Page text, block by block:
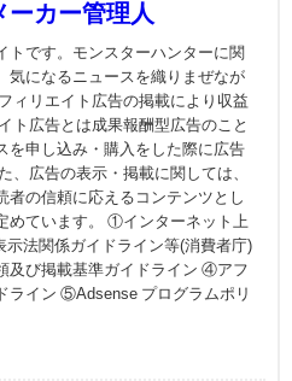
ーカー管理人
トです。モンスターハンターに関
気になるニュースを織りまぜなが
ィリエイト広告の掲載により収益
ト広告とは成果報酬型広告のこと
を申し込み・購入をした際に広告
、広告の表示・掲載に関しては、
者の信頼に応えるコンテンツとし
めています。 ①インターネット上
法関係ガイドライン等(消費者庁)
及び掲載基準ガイドライン ④アフ
ライン ⑤Adsense プログラムポリ